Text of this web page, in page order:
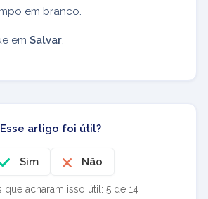
em branco.
em Salvar.
Esse artigo foi útil?
Sim Não
que acharam isso útil: 5 de 14